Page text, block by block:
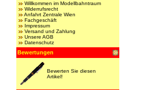
Willkommen im Modellbahntraum
Widerrufsrecht
Anfahrt Zentrale Wien
Fachgeschäft
Impressum
Versand und Zahlung
Unsere AGB
Datenschutz
Bewertungen
Bewerten Sie diesen
Artikel!